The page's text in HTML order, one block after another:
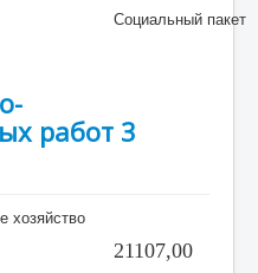
Социальный пакет
работ 3
хозяйство
21107,00